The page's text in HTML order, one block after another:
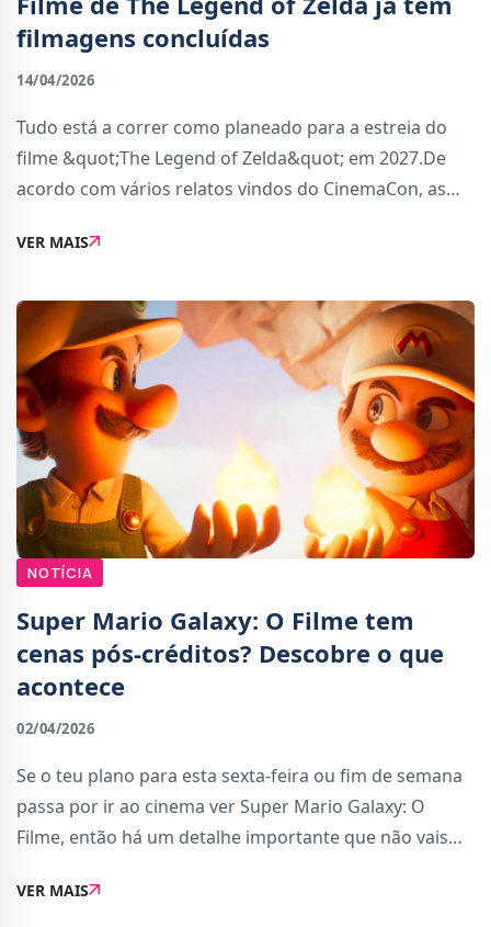
filmagens concluídas
14/04/2026
Tudo está a correr como planeado para a estreia do
filme &quot;The Legend of Zelda&quot; em 2027.De
acordo com vários relatos vindos do CinemaCon, as
O filme foi anunciado em novembro de 20
VER MAIS
NOTÍCIA
Super Mario Galaxy: O Filme tem
cenas pós-créditos? Descobre o que
acontece
02/04/2026
Se o teu plano para esta sexta-feira ou fim de semana
passa por ir ao cinema ver Super Mario Galaxy: O
Filme, então há um detalhe importante que não vais
da sala. A produção da Nintendo e da
VER MAIS